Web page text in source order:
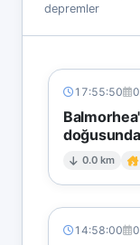
depremler
17:55:50
0.0 km
14:58:00